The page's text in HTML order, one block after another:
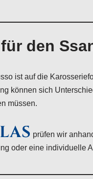
den
ist auf die
können sich
müssen.
prüfen wir
oder eine individuelle